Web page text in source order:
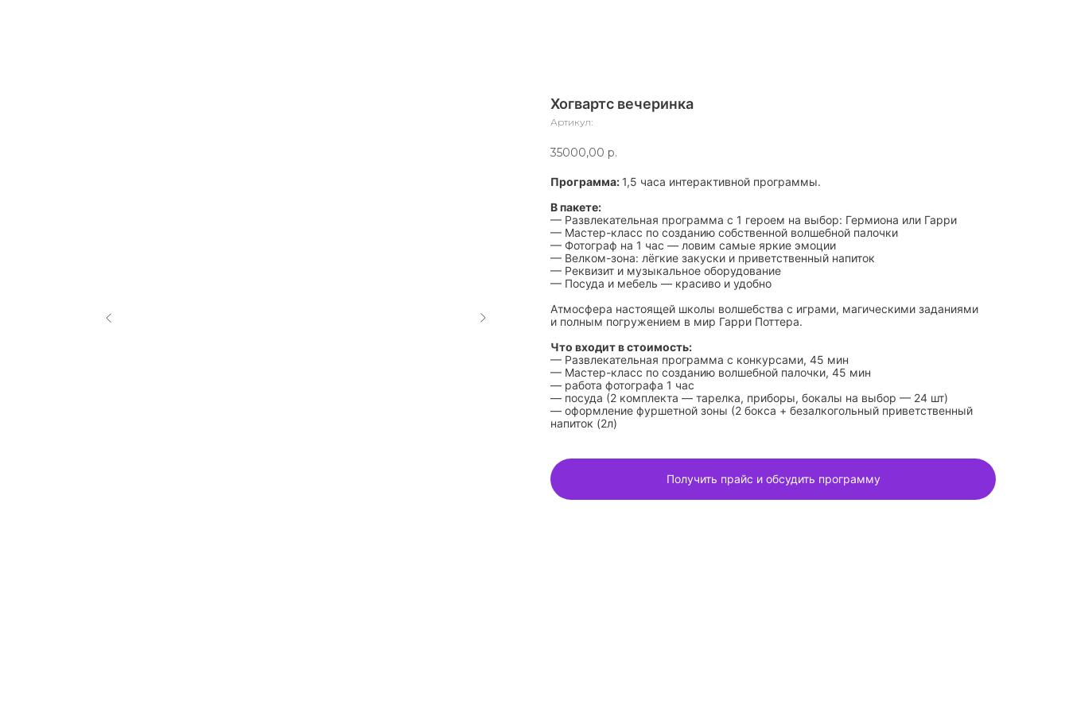
Хогвартс вечеринка
Артикул:
35000,00 р.
Программа: 1,5 часа интерактивной программы.
В пакете:
— Развлекательная программа с 1 героем на выбор: Гермиона или Гарри
— Мастер-класс по созданию собственной волшебной палочки
— Фотограф на 1 час — ловим самые яркие эмоции
— Велком-зона: лёгкие закуски и приветственный напиток
— Реквизит и музыкальное оборудование
— Посуда и мебель — красиво и удобно
Атмосфера настоящей школы волшебства с играми, магическими заданиями
и полным погружением в мир Гарри Поттера.
Что входит в стоимость:
— Развлекательная программа с конкурсами, 45 мин
— Мастер-класс по созданию волшебной палочки, 45 мин
— работа фотографа 1 час
— посуда (2 комплекта — тарелка, приборы, бокалы на выбор — 24 шт)
— оформление фуршетной зоны (2 бокса + безалкогольный приветственный
напиток (2л)
Получить прайс и обсудить программу